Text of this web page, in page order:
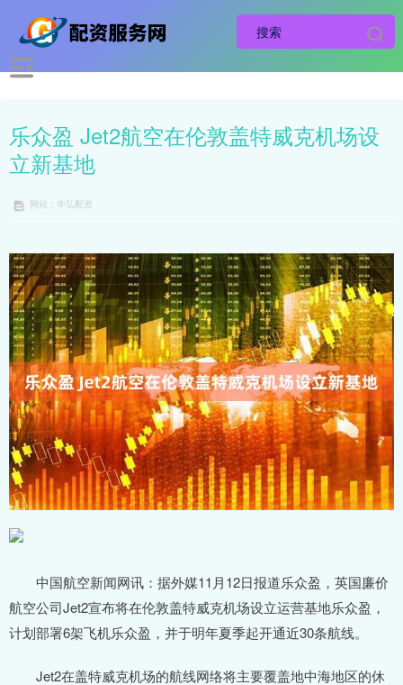
乐众盈 Jet2航空在伦敦盖特威克机场设
立新基地
网站：牛弘配资
中国航空新闻网讯：据外媒11月12日报道乐众盈，英国廉价
航空公司Jet2宣布将在伦敦盖特威克机场设立运营基地乐众盈，
计划部署6架飞机乐众盈，并于明年夏季起开通近30条航线。
Jet2在盖特威克机场的航线网络将主要覆盖地中海地区的休